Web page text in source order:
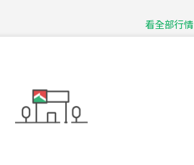
看全部行情
台北市中山區長春路